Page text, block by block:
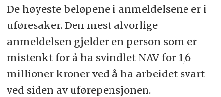
De høyeste beløpene i anmeldelsene er i
uføresaker. Den mest alvorlige
anmeldelsen gjelder en person som er
mistenkt for å ha svindlet NAV for 1,6
millioner kroner ved å ha arbeidet svart
ved siden av uførepensjonen.